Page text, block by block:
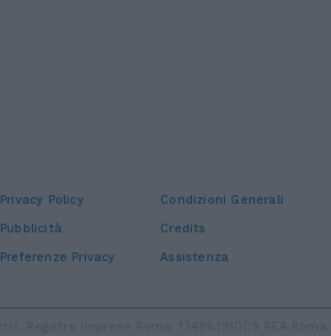
Privacy Policy
Condizioni Generali
Pubblicità
Credits
Preferenze Privacy Assistenza